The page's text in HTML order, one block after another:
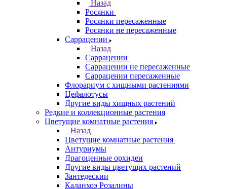
Назад
Росянки
Росянки пересаженные
Росянки не пересаженные
Саррацении
Назад
Саррацении
Саррацении не пересаженные
Саррацении пересаженные
Флорариум с хищными растениями
Цефалотусы
Другие виды хищных растений
Редкие и коллекционные растения
Цветущие комнатные растения
Назад
Цветущие комнатные растения
Антуриумы
Драгоценные орхидеи
Другие виды цветущих растений
Зантедескии
Каланхоэ Розалины